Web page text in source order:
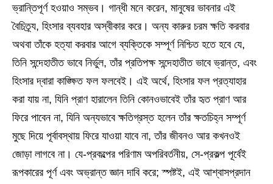
ভ্রান্তিপূর্ণ হওয়াও সম্ভব। গান্ধী মনে করেন, মানুষের ভাবনার এই
বৈচিত্র্য, হিংসার ব্যবহার অস্বীকার করে। অন্য কারুর চরম ক্ষতি করবার
অথবা তাঁকে হত্যা করবার আগে ব্যক্তিকে সম্পূর্ণ নিশ্চিত হতে হবে যে,
তিনি সন্দেহাতীত ভাবে নির্ভুল, তাঁর প্রতিপক্ষ সন্দেহাতীত ভাবে ভ্রান্ত, এবং
হিংসার দ্বারা কাঙ্ক্ষিত ফল ফলবেই। এই অর্থে, হিংসার ফল প্রত্যাহার
করা যায় না, যিনি প্রাণ হারালেন তিনি কোনওভাবেই তাঁর হৃত প্রাণ আর
ফিরে পাবেন না, যিনি অন্যভাবে ক্ষতিগ্রস্ত হলেন তাঁর ক্ষতচিহ্ন সম্পূর্ণ
মুছে দিয়ে পূর্বাবস্থায় ফিরে যাওয়া যাবে না, তাঁর জীবনও আর কখনওই
জোড়া লাগবে না। যে-প্রকল্পের পরিণাম অপরিবর্তনীয়, সে-প্রকল্প পূর্বেই
রূপকারের পূর্ণ এবং অভ্রান্ত জ্ঞান দাবি করে; স্পষ্টই, এই আশ্বাসপ্রদান